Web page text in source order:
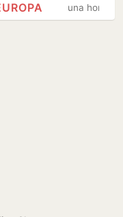
de Ceuta y
una hora